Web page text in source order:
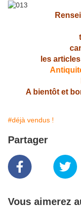
les
A bientôt et
#déjà vendus !
Partager
Vous aimerez